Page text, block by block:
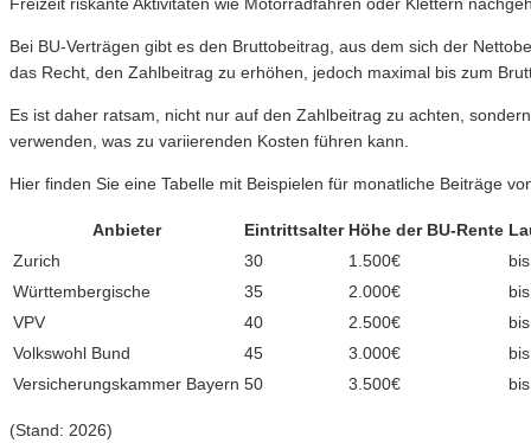
Bei BU-Verträgen gibt es den Bruttobeitrag, aus dem sich der
das Recht, den Zahlbeitrag zu erhöhen, jedoch maximal bis zum
Es ist daher ratsam, nicht nur auf den Zahlbeitrag zu achten,
verwenden, was zu variierenden Kosten führen kann.
Hier finden Sie eine Tabelle mit Beispielen für monatliche Beiträge
Anbieter Eintrittsalter Höhe der BU-Rente
Zurich
30 1.500€
Württembergische
35 2.000€
VPV
40 2.500€
Volkswohl Bund
45 3.000€
Versicherungskammer Bayern 50 3.500€
(Stand: 2026)